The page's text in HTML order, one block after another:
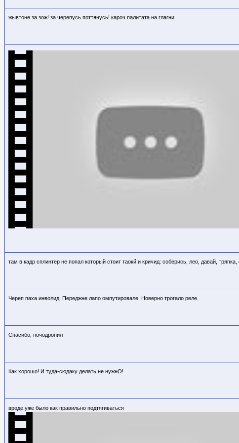
жывтоне за зож! за черепусь поттянусь! кароч палитата на глагни.
там в кадр сплинтер не попал который стоит таокй и кричид: соберись, лео, давай,
Череп паха инволид. Переджне лапо омпутировале. Новерно трогало реле.
Спасибо, почодронил
Как хорошо! И туда-сюдаку делать не нужнО!
вроде уже было как правильно подтягиваться